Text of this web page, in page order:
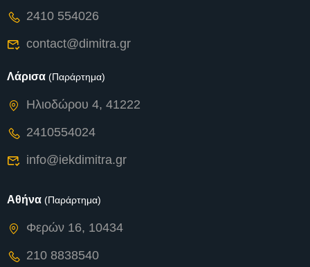
2410 554026
contact@dimitra.gr
Λάρισα (Παράρτημα)
Ηλιοδώρου 4, 41222
2410554024
info@iekdimitra.gr
Αθήνα (Παράρτημα)
Φερών 16, 10434
210 8838540